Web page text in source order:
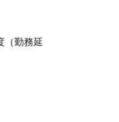
（勤務延